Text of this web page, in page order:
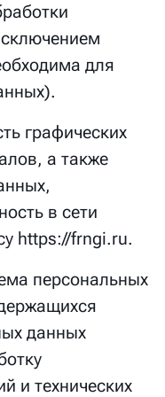
для
графических
а также
в сети
https://frngi.ru.
персональных
данных
и технических